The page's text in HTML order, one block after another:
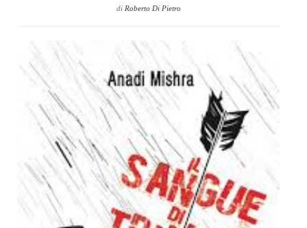
Chi siamo
Dicono di Noi
Rassegna Stampa
Archivio
Autori
Generi
Case editrici
Partnership
di Roberto Di Pietro